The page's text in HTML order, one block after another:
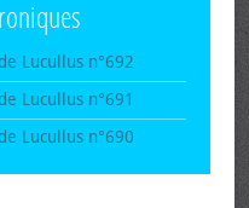
Lucullus n°692
Lucullus n°691
Lucullus n°690